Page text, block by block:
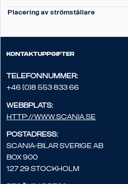
Placering av strömställare
Kontaktuppgifter
Telefonnummer:
+46 (0)8 553 833 66
Webbplats:
http://www.scania.se
Postadress:
Scania-Bilar Sverige AB
Box 900
127 29 Stockholm